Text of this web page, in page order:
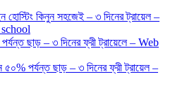
হোস্টিং কিনুন সহজেই – ৩ দিনের ট্রায়েল –
ছাড় – ৩ দিনের ফ্রী ট্রায়েলে – Web
৫০% পর্যন্ত ছাড় – ৩ দিনের ফ্রী ট্রায়েল –